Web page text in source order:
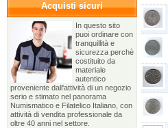
Acquisti sicuri
In questo sito
puoi ordinare con
tranquillità e
sicurezza perchè
costituito da
materiale
autentico
proveniente dall'attività di un negozio
serio e stimato nel panorama
Numismatico e Filatelico Italiano, con
attività di vendita professionale da
oltre 40 anni nel settore.